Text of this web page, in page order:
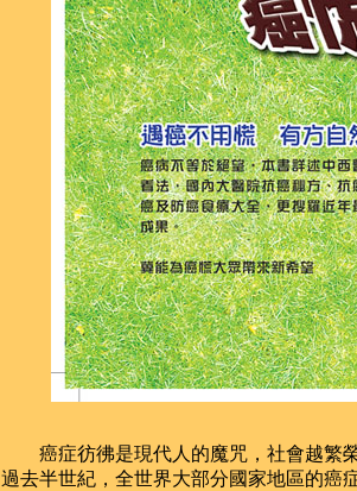
癌症彷彿是現代人的魔咒，社會越繁榮
過去半世紀，全世界大部分國家地區的癌